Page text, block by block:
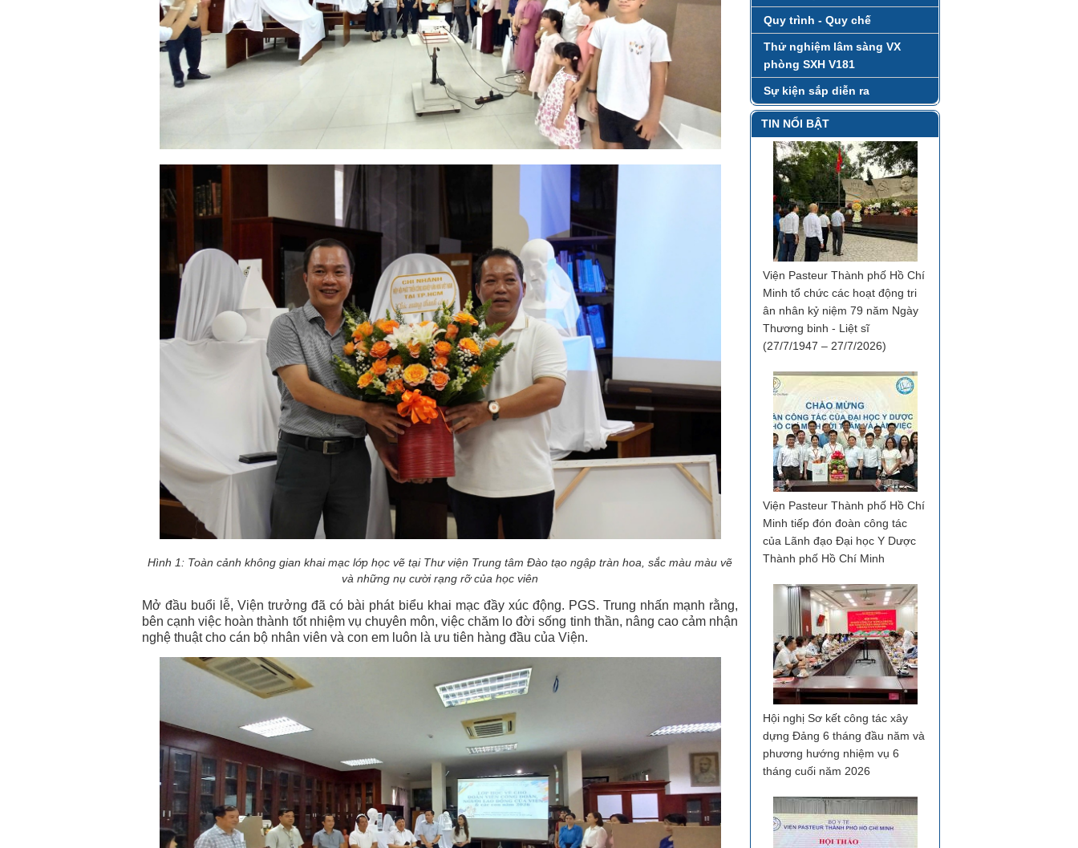
Hình 1: Toàn cảnh không gian khai mạc lớp học vẽ tại Thư viện Trung tâm Đào tạo ngập tràn hoa, sắc màu màu vẽ
và những nụ cười rạng rỡ của học viên
Mở đầu buổi lễ, Viện trưởng đã có bài phát biểu khai mạc đầy xúc động. PGS. Trung nhấn mạnh rằng,
bên cạnh việc hoàn thành tốt nhiệm vụ chuyên môn, việc chăm lo đời sống tinh thần, nâng cao cảm nhận
nghệ thuật cho cán bộ nhân viên và con em luôn là ưu tiên hàng đầu của Viện.
Quy trình - Quy chế
Thử nghiệm lâm sàng VX
phòng SXH V181
Sự kiện sắp diễn ra
TIN NỔI BẬT
Viện Pasteur Thành phố Hồ Chí
Minh tổ chức các hoạt động tri
ân nhân kỷ niệm 79 năm Ngày
Thương binh - Liệt sĩ
(27/7/1947 – 27/7/2026)
Viện Pasteur Thành phố Hồ Chí
Minh tiếp đón đoàn công tác
của Lãnh đạo Đại học Y Dược
Thành phố Hồ Chí Minh
Hội nghị Sơ kết công tác xây
dựng Đảng 6 tháng đầu năm và
phương hướng nhiệm vụ 6
tháng cuối năm 2026